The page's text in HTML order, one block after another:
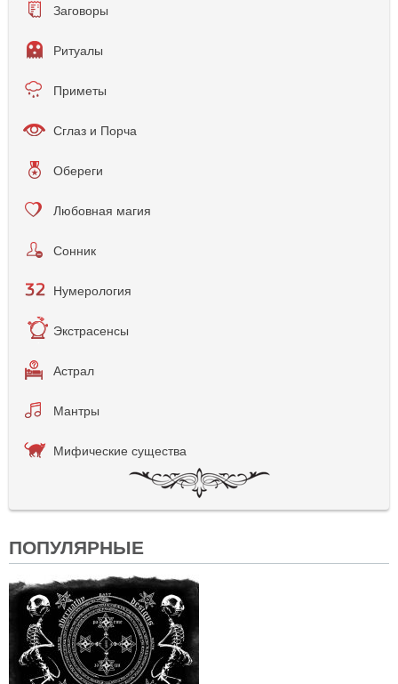
Заговоры
Ритуалы
Приметы
Сглаз и Порча
Обереги
Любовная магия
Сонник
Нумерология
Экстрасенсы
Астрал
Мантры
Мифические существа
ПОПУЛЯРНЫЕ